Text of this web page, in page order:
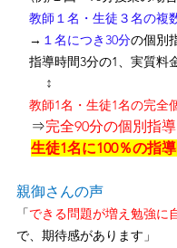
教師１名・生徒３名の複
→ １名につき30分の個別
指導時間3分の1、 実質料
↕
教師1名・生徒1名の完全
⇒完全90分の個別指導
生徒1名に100％の指
親御さんの声
「できる問題が増え勉強に
で、期待感があります」